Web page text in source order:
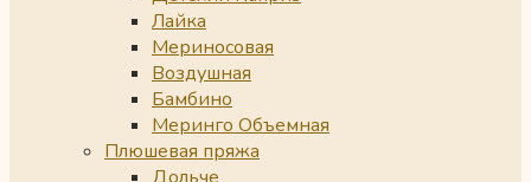
Лайка
Мериносовая
Воздушная
Бамбино
Меринго Объемная
Плюшевая пряжа